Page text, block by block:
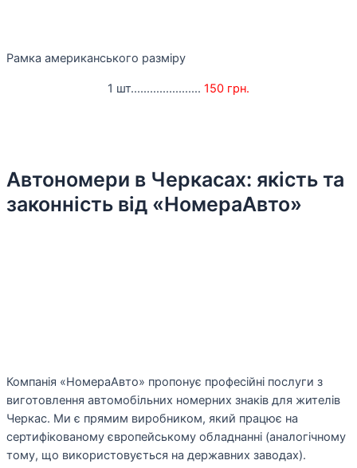
Рамка американського разміру
1 шт...................... 150 грн.
Автономери в Черкасах: якість та
законність від «НомераАвто»
Компанія «НомераАвто» пропонує професійні послуги з
виготовлення автомобільних номерних знаків для жителів
Черкас. Ми є прямим виробником, який працює на
сертифікованому європейському обладнанні (аналогічному
тому, що використовується на державних заводах).